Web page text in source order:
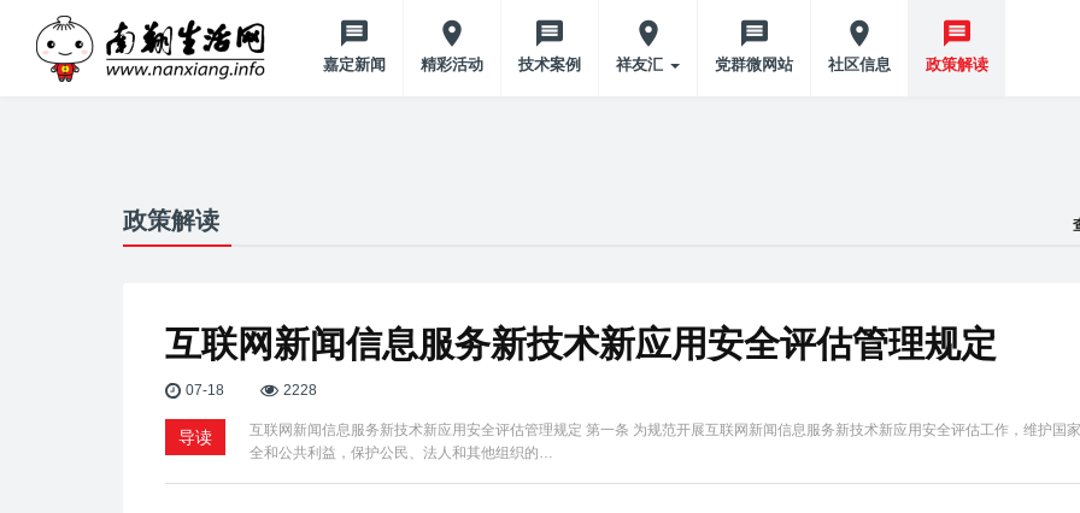
嘉定新闻 精彩活动 技术案例 祥友汇 党群微网站 社区信息 政策解读
政策解读
互联网新闻信息服务新技术新应用安全评估管理规定
07-18 2228
导读
互联网新闻信息服务新技术新应用安全评估管理规定 第一条 为规范开展互联网新闻信息服务新技术新应用安全评估工作，维护国
全和公共利益，保护公民、法人和其他组织的…